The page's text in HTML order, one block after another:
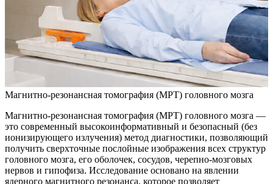
Магнитно-резонансная томография (МРТ) головного мозга
Магнитно-резонансная томография (МРТ) головного мозга —
это современный высокоинформативный и безопасный (без
ионизирующего излучения) метод диагностики, позволяющий
получить сверхточные послойные изображения всех структур
головного мозга, его оболочек, сосудов, черепно-мозговых
нервов и гипофиза. Исследование основано на явлении
ядерного магнитного резонанса, которое позволяет